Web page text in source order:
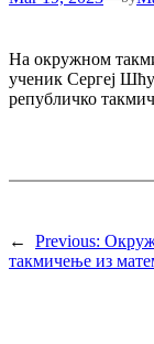
На окружном
ученик Сергеј
републичко
← Previous:
такмичење из